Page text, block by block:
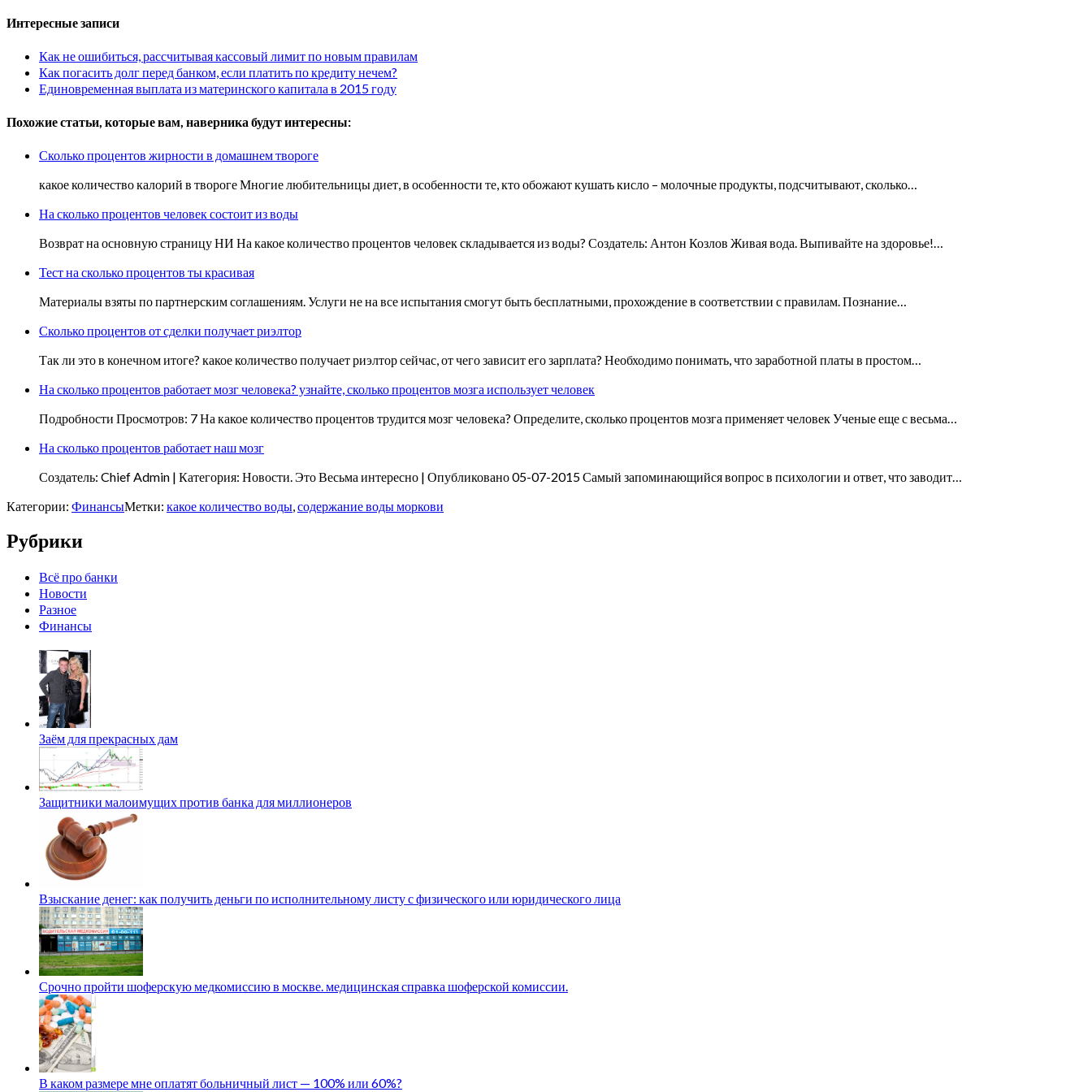
Интересные записи
Как не ошибиться, рассчитывая кассовый лимит по новым правилам
Как погасить долг перед банком, если платить по кредиту нечем?
Единовременная выплата из материнского капитала в 2015 году
Похожие статьи, которые вам, наверника будут интересны:
Сколько процентов жирности в домашнем твороге
какое количество калорий в твороге Многие любительницы диет, в особенности те, кто обожают кушать кисло – молочные продукты, подсчитывают, сколько…
На сколько процентов человек состоит из воды
Возврат на основную страницу НИ На какое количество процентов человек складывается из воды? Создатель: Антон Козлов Живая вода. Выпивайте на здоровье!…
Тест на сколько процентов ты красивая
Материалы взяты по партнерским соглашениям. Услуги не на все испытания смогут быть бесплатными, прохождение в соответствии с правилам. Познание…
Сколько процентов от сделки получает риэлтор
Так ли это в конечном итоге? какое количество получает риэлтор сейчас, от чего зависит его зарплата? Необходимо понимать, что заработной платы в простом…
На сколько процентов работает мозг человека? узнайте, сколько процентов мозга использует человек
Подробности Просмотров: 7 На какое количество процентов трудится мозг человека? Определите, сколько процентов мозга применяет человек Ученые еще с весьма…
На сколько процентов работает наш мозг
Создатель: Chief Admin | Категория: Новости. Это Весьма интересно | Опубликовано 05-07-2015 Самый запоминающийся вопрос в психологии и ответ, что заводит…
Категории: ФинансыМетки: какое количество воды,содержание воды моркови
Рубрики
Всё про банки
Новости
Разное
Финансы
Заём для прекрасных дам
Защитники малоимущих против банка для миллионеров
Взыскание денег: как получить деньги по исполнительному листу с физического или юридического лица
Срочно пройти шоферскую медкомиссию в москве. медицинская справка шоферской комиссии.
В каком размере мне оплатят больничный лист — 100% или 60%?